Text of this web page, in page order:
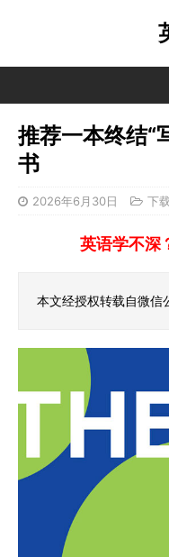
推荐一本终结“
书
2026年6月30日 下载
英语学不深
本文经授权转载自微信